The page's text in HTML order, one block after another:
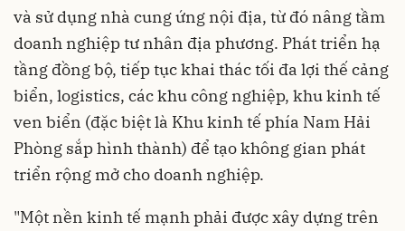
và sử dụng nhà cung ứng nội địa, từ đó nâng tầm
doanh nghiệp tư nhân địa phương. Phát triển hạ
tầng đồng bộ, tiếp tục khai thác tối đa lợi thế cảng
biển, logistics, các khu công nghiệp, khu kinh tế
ven biển (đặc biệt là Khu kinh tế phía Nam Hải
Phòng sắp hình thành) để tạo không gian phát
triển rộng mở cho doanh nghiệp.
"Một nền kinh tế mạnh phải được xây dựng trên